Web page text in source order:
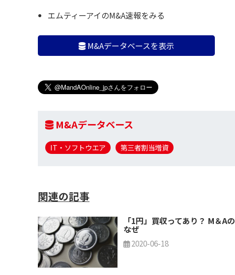
エムティーアイのM&A速報をみる
M&Aデータベースを表示
M&Aデータベース
IT・ソフトウエア 第三者割当増資
関連の記事
「1円」買収ってあり？ M＆Aの
なぜ
2020-06-18